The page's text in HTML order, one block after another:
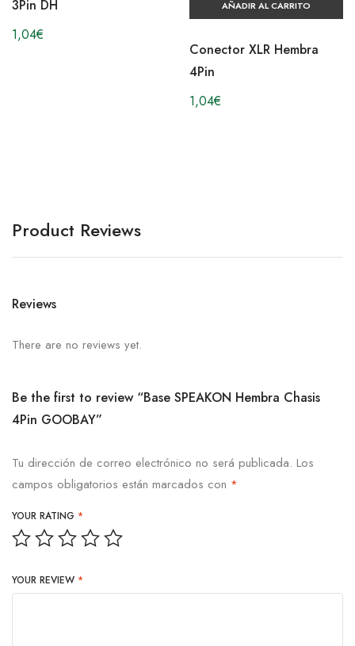
3Pin DH
1,04€
AÑADIR AL CARRITO
Conector XLR Hembra
4Pin
1,04€
Product Reviews
Reviews
There are no reviews yet.
Be the first to review “Base SPEAKON Hembra Chasis
4Pin GOOBAY”
Tu dirección de correo electrónico no será publicada. Los
campos obligatorios están marcados con *
YOUR RATING *
YOUR REVIEW *